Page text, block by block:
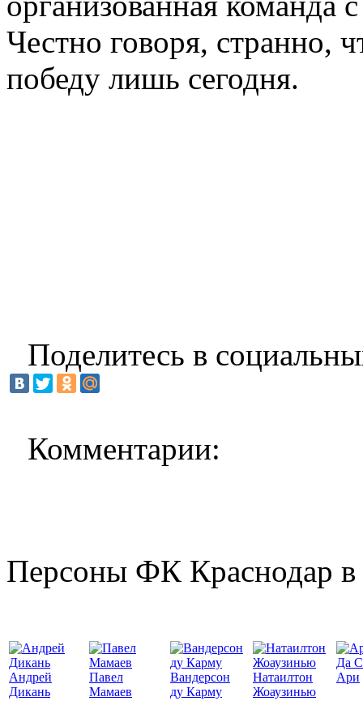
Честно говоря, странно,
победу лишь сегодня.
Поделитесь в
Комментарии:
Персоны ФК Краснодар в
Андрей
Дикань
Павел
Мамаев
Вандерсон
ду Карму
Натаилтон
Жоаузинью
Да
Ари